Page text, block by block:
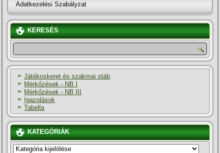
Adatkezelési Szabályzat
KERESÉS
Játékoskeret és szakmai stáb
Mérkőzések - NB I
Mérkőzések - NB III
Igazolások
Tabella
KATEGÓRIÁK
KATEGÓRIÁK